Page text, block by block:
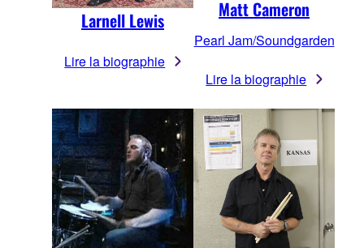
Larnell Lewis
Lire la biographie
Matt Cameron
Pearl Jam/Soundgarden
Lire la biographie